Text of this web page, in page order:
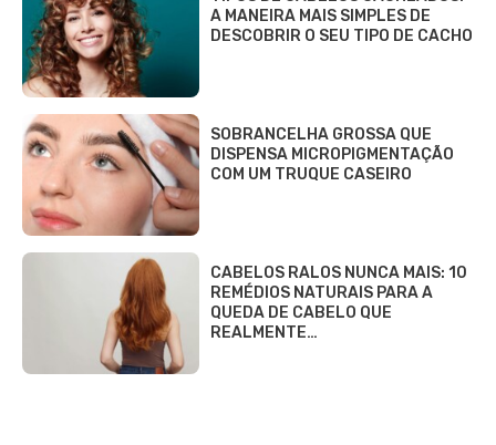
A MANEIRA MAIS SIMPLES DE
DESCOBRIR O SEU TIPO DE CACHO
SOBRANCELHA GROSSA QUE
DISPENSA MICROPIGMENTAÇÃO
COM UM TRUQUE CASEIRO
CABELOS RALOS NUNCA MAIS: 10
REMÉDIOS NATURAIS PARA A
QUEDA DE CABELO QUE
REALMENTE…